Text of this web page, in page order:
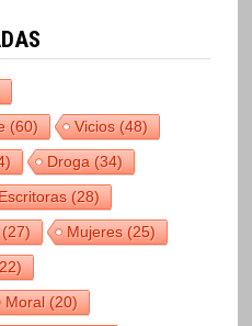
(60) Vicios(48)
Droga(34)
(28)
Mujeres(25)
Moral(20)